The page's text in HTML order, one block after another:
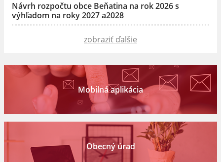
Návrh rozpočtu obce Beňatina na rok 2026 s
výhľadom na roky 2027 a2028
zobraziť ďalšie
Mobilná aplikácia
Obecný úrad